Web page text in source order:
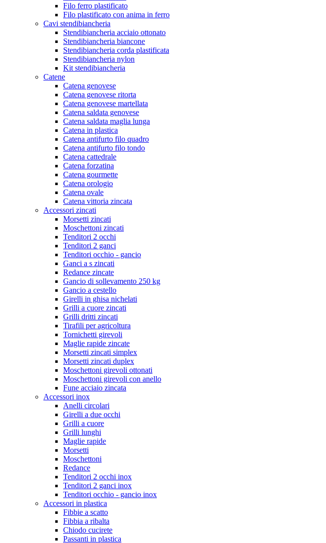
Filo ferro plastificato
Filo plastificato con anima in ferro
Cavi stendibiancheria
Stendibiancheria acciaio ottonato
Stendibiancheria biancone
Stendibiancheria corda plastificata
Stendibiancheria nylon
Kit stendibiancheria
Catene
Catena genovese
Catena genovese ritorta
Catena genovese martellata
Catena saldata genovese
Catena saldata maglia lunga
Catena in plastica
Catena antifurto filo quadro
Catena antifurto filo tondo
Catena cattedrale
Catena forzatina
Catena gourmette
Catena orologio
Catena ovale
Catena vittoria zincata
Accessori zincati
Morsetti zincati
Moschettoni zincati
Tenditori 2 occhi
Tenditori 2 ganci
Tenditori occhio - gancio
Ganci a s zincati
Redance zincate
Gancio di sollevamento 250 kg
Gancio a cestello
Girelli in ghisa nichelati
Grilli a cuore zincati
Grilli dritti zincati
Tirafili per agricoltura
Tornichetti girevoli
Maglie rapide zincate
Morsetti zincati simplex
Morsetti zincati duplex
Moschettoni girevoli ottonati
Moschettoni girevoli con anello
Fune acciaio zincata
Accessori inox
Anelli circolari
Girelli a due occhi
Grilli a cuore
Grilli lunghi
Maglie rapide
Morsetti
Moschettoni
Redance
Tenditori 2 occhi inox
Tenditori 2 ganci inox
Tenditori occhio - gancio inox
Accessori in plastica
Fibbie a scatto
Fibbia a ribalta
Chiodo cucirete
Passanti in plastica